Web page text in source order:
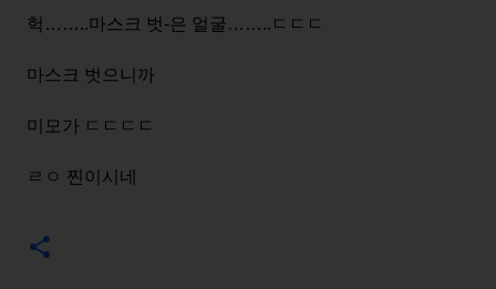
헉……..마스크 벗-은 얼굴……..ㄷㄷㄷ
마스크 벗으니까
미모가 ㄷㄷㄷㄷ
ㄹㅇ 찐이시네